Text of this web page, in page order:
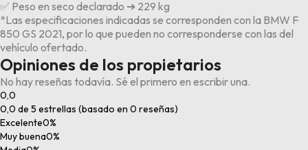
✅ Peso en seco declarado ➔ 229 kg
*Las especificaciones indicadas se corresponden con la BMW F
850 GS 2021, por lo que pueden no corresponderse con las del
vehículo ofertado.
Opiniones de los propietarios
No hay reseñas todavía. Sé el primero en escribir una.
0,0
0,0 de 5 estrellas (basado en 0 reseñas)
Excelente0%
Muy buena0%